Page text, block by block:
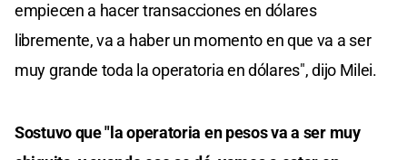
empiecen a hacer transacciones en dólares
libremente, va a haber un momento en que va a ser
muy grande toda la operatoria en dólares", dijo Milei.
Sostuvo que "la operatoria en pesos va a ser muy